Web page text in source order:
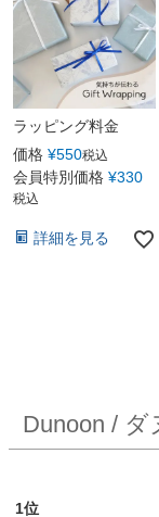
ラッピング料金
価格 ¥550税込
会員特別価格 ¥330
税込
詳細を見る